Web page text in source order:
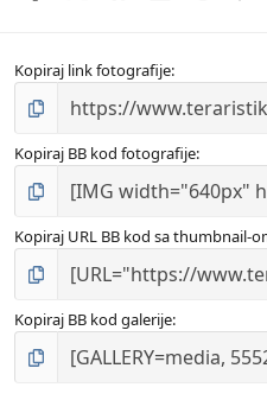
Kopiraj link fotografije
Kopiraj BB kod fotografije
Kopiraj URL BB kod sa thumbnail-
Kopiraj BB kod galerije